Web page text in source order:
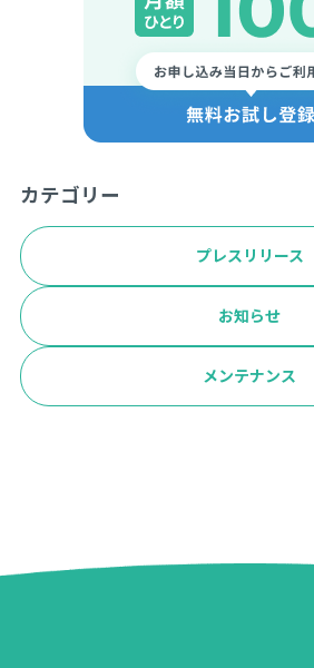
カテゴリー
プレスリリース
お知らせ
メンテナンス